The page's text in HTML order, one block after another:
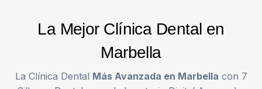
La Mejor Clínica Dental en
Marbella
La Clínica Dental Más Avanzada en Marbella con 7